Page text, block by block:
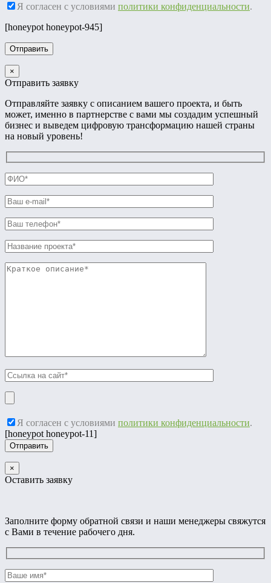
Я согласен с условиями политики конфиденциальности.
[honeypot honeypot-945]
×
Отправить заявку
Отправляйте заявку с описанием вашего проекта, и быть
может, именно в партнерстве с вами мы создадим успешный
бизнес и выведем цифровую трансформацию нашей страны
на новый уровень!
Я согласен с условиями политики конфиденциальности.
[honeypot honeypot-11]
×
Оставить заявку
Заполните форму обратной связи и наши менеджеры свяжутся
с Вами в течение рабочего дня.